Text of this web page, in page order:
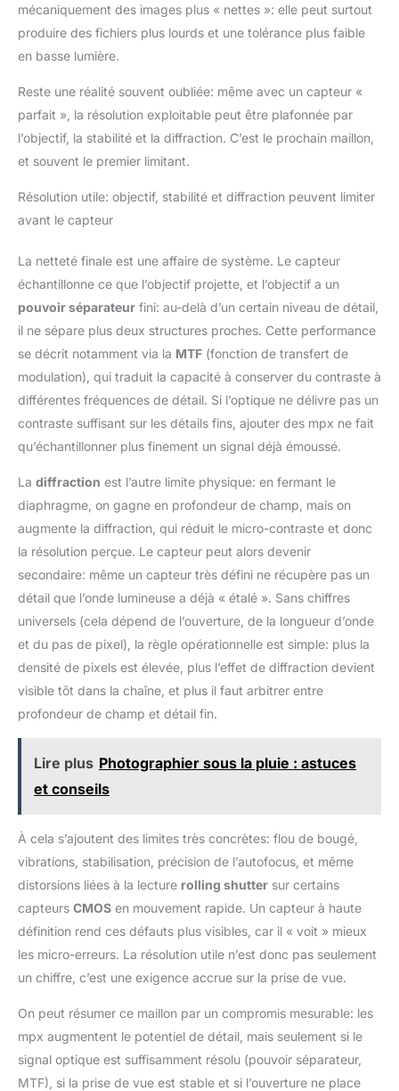
mécaniquement des images plus « nettes »: elle peut surtout
produire des fichiers plus lourds et une tolérance plus faible
en basse lumière.
Reste une réalité souvent oubliée: même avec un capteur «
parfait », la résolution exploitable peut être plafonnée par
l’objectif, la stabilité et la diffraction. C’est le prochain maillon,
et souvent le premier limitant.
Résolution utile: objectif, stabilité et diffraction peuvent limiter
avant le capteur
La netteté finale est une affaire de système. Le capteur
échantillonne ce que l’objectif projette, et l’objectif a un
pouvoir séparateur fini: au-delà d’un certain niveau de détail,
il ne sépare plus deux structures proches. Cette performance
se décrit notamment via la MTF (fonction de transfert de
modulation), qui traduit la capacité à conserver du contraste à
différentes fréquences de détail. Si l’optique ne délivre pas un
contraste suffisant sur les détails fins, ajouter des mpx ne fait
qu’échantillonner plus finement un signal déjà émoussé.
La diffraction est l’autre limite physique: en fermant le
diaphragme, on gagne en profondeur de champ, mais on
augmente la diffraction, qui réduit le micro-contraste et donc
la résolution perçue. Le capteur peut alors devenir
secondaire: même un capteur très défini ne récupère pas un
détail que l’onde lumineuse a déjà « étalé ». Sans chiffres
universels (cela dépend de l’ouverture, de la longueur d’onde
et du pas de pixel), la règle opérationnelle est simple: plus la
densité de pixels est élevée, plus l’effet de diffraction devient
visible tôt dans la chaîne, et plus il faut arbitrer entre
profondeur de champ et détail fin.
Lire plus Photographier sous la pluie : astuces
et conseils
À cela s’ajoutent des limites très concrètes: flou de bougé,
vibrations, stabilisation, précision de l’autofocus, et même
distorsions liées à la lecture rolling shutter sur certains
capteurs CMOS en mouvement rapide. Un capteur à haute
définition rend ces défauts plus visibles, car il « voit » mieux
les micro-erreurs. La résolution utile n’est donc pas seulement
un chiffre, c’est une exigence accrue sur la prise de vue.
On peut résumer ce maillon par un compromis mesurable: les
mpx augmentent le potentiel de détail, mais seulement si le
signal optique est suffisamment résolu (pouvoir séparateur,
MTF), si la prise de vue est stable et si l’ouverture ne place